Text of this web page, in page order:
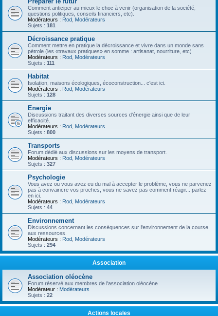
Comment anticiper au mieux le choc à venir (organisation de la société,
questions politiques, conseils financiers, etc).
Modérateurs : Rod Modérateurs
Sujets : 181
Décroissance pratique
Comment mettre en pratique la décroissance et vivre dans un monde sans
pétrole (les «travaux pratiques» en somme : artisanat, nourriture, etc)
Modérateurs : Rod Modérateurs
Sujets : 111
Habitat
Isolation, maisons écologiques, écoconstruction... c'est ici.
Modérateurs : Rod Modérateurs
Sujets : 128
Energie
Discussions traitant des diverses sources d'énergie ainsi que de leur
efficacité.
Modérateurs : Rod Modérateurs
Sujets : 800
Transports
Forum dédié aux discussions sur les moyens de transport.
Modérateurs : Rod Modérateurs
Sujets : 327
Psychologie
Vous avez ou vous avez eu du mal à accepter le problème, vous ne parvenez
pas à convaincre vos proches, vous ne savez pas comment réagir... parlez
en ici.
Modérateurs : Rod Modérateurs
Sujets : 44
Environnement
Discussions concernant les conséquences sur l'environnement de la course
aux ressources.
Modérateurs : Rod Modérateurs
Sujets : 294
Association
Association oléocène
Forum réservé aux membres de l'association oléocène
Modérateur : Modérateurs
Sujets : 22
Actions locales